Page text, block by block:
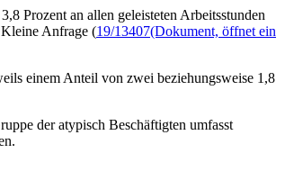
Prozent an allen geleisteten Arbeitsstunden
Anfrage (19/13407(Dokument, öffnet ein
einem Anteil von zwei beziehungsweise 1,8
der atypisch Beschäftigten umfasst